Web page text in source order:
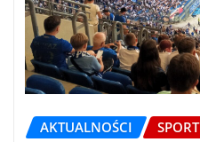
AKTUALNOŚCI SPORT